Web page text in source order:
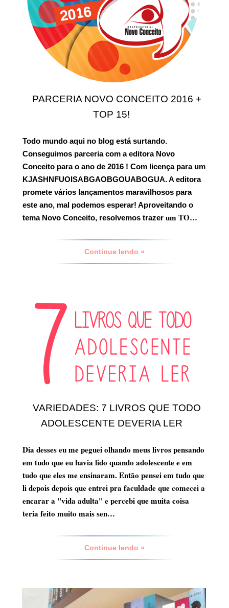
PARCERIA NOVO CONCEITO 2016 +
TOP 15!
Todo mundo aqui no blog está surtando.
Conseguimos parceria com a editora Novo
Conceito para o ano de 2016 ! Com licença para um
KJASHNFUOISABGAOBGOUABOGUA. A editora
promete vários lançamentos maravilhosos para
este ano, mal podemos esperar! Aproveitando o
tema Novo Conceito, resolvemos trazer um TO…
Continue lendo »
VARIEDADES: 7 LIVROS QUE TODO
ADOLESCENTE DEVERIA LER
Dia desses eu me peguei olhando meus livros pensando
em tudo que eu havia lido quando adolescente e em
tudo que eles me ensinaram. Então pensei em tudo que
li depois depois que entrei pra faculdade que comecei a
encarar a "vida adulta" e percebi que muita coisa
teria feito muito mais sen…
Continue lendo »